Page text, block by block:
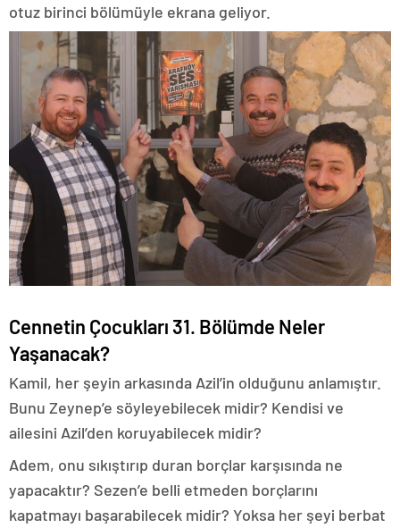
otuz birinci bölümüyle ekrana geliyor.
Cennetin Çocukları 31. Bölümde Neler
Yaşanacak?
Kamil, her şeyin arkasında Azil’in olduğunu anlamıştır.
Bunu Zeynep’e söyleyebilecek midir? Kendisi ve
ailesini Azil’den koruyabilecek midir?
Adem, onu sıkıştırıp duran borçlar karşısında ne
yapacaktır? Sezen’e belli etmeden borçlarını
kapatmayı başarabilecek midir? Yoksa her şeyi berbat